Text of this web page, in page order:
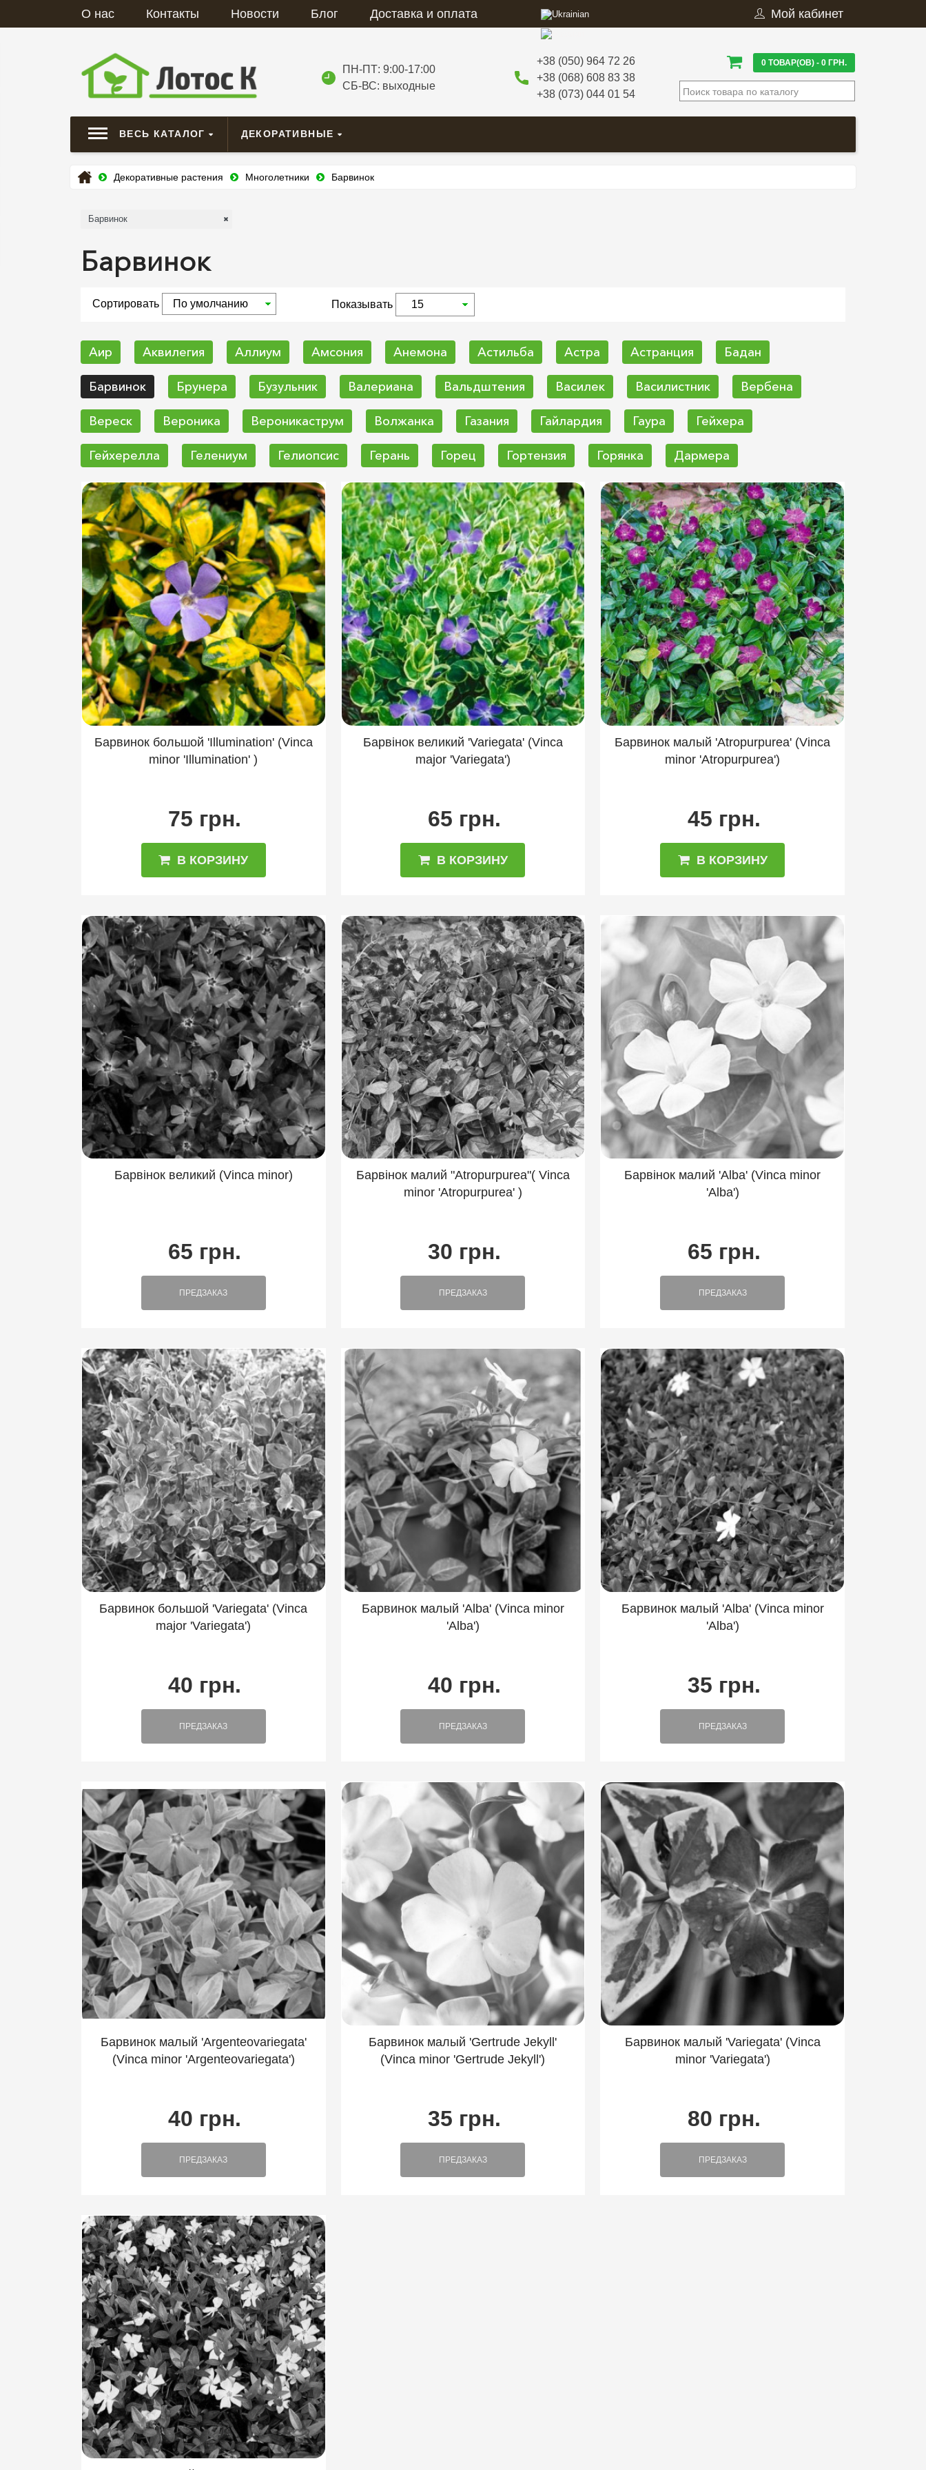
О нас Контакты Новости Блог Доставка и оплата Мой кабинет
ПН-ПТ: 9:00-17:00
СБ-ВС: выходные
+38 (050) 964 72 26
+38 (068) 608 83 38
+38 (073) 044 01 54
0 ТОВАР(ОВ) - 0 ГРН.
ВЕСЬ КАТАЛОГ ДЕКОРАТИВНЫЕ
Декоративные растения Многолетники Барвинок
Барвинок
Барвинок
Сортировать Показывать
Аир Аквилегия Аллиум Амсония Анемона Астильба Астра Астранция Бадан
Барвинок Брунера Бузульник Валериана Вальдштения Василек Василистник Вербена
Вереск Вероника Вероникаструм Волжанка Газания Гайлардия Гаура Гейхера
Гейхерелла Гелениум Гелиопсис Герань Горец Гортензия Горянка Дармера
Диспоропсис Додекатеон Душевник Дягель Живучка Иберика Ирис Камнеломка
Киренгешома Кислица Клевер Клопогон Колхикум Копытень Короставник Котовник
Кровохлебка Крокосмия Кукушкин цвет Купена Лаванда Лавандин Лаватера Ландыш
Лиатрис Лилейник Ломонос Манжетка Молодило Молочай Монарда Мордовник
Морозник Мшанка Нивяник Пахизандра Подофилл Посконник Прострел Роджерсия
Рудбекия Сантолина Седум Сердечник Синюха Скабиоза Смилацина Таволга
Традесканция Тысячелистник Увулярия Фиалка Физостегия Флокс Хауттюйния Хоста
Барвинок большой 'Illumination' (Vinca
minor 'Illumination' )
75 грн.
В КОРЗИНУ
Барвінок великий 'Variegata' (Vinca
major 'Variegata')
65 грн.
В КОРЗИНУ
Барвинок малый 'Atropurpurea' (Vinca
minor 'Atropurpurea')
45 грн.
В КОРЗИНУ
Барвінок великий (Vinca minor)
65 грн.
ПРЕДЗАКАЗ
Барвінок малий "Atropurpurea"( Vinca
minor 'Atropurpurea' )
30 грн.
ПРЕДЗАКАЗ
Барвінок малий 'Alba' (Vinca minor
'Alba')
65 грн.
ПРЕДЗАКАЗ
Барвинок большой 'Variegata' (Vinca
major 'Variegata')
40 грн.
ПРЕДЗАКАЗ
Барвинок малый 'Alba' (Vinca minor
'Alba')
40 грн.
ПРЕДЗАКАЗ
Барвинок малый 'Alba' (Vinca minor
'Alba')
35 грн.
ПРЕДЗАКАЗ
Барвинок малый 'Argenteovariegata'
(Vinca minor 'Argenteovariegata')
40 грн.
ПРЕДЗАКАЗ
Барвинок малый 'Gertrude Jekyll'
(Vinca minor 'Gertrude Jekyll')
35 грн.
ПРЕДЗАКАЗ
Барвинок малый 'Variegata' (Vinca
minor 'Variegata')
80 грн.
ПРЕДЗАКАЗ